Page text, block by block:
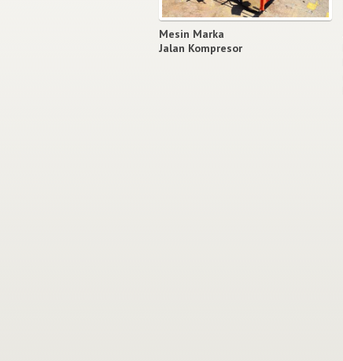
Mesin Marka
Jalan Kompresor